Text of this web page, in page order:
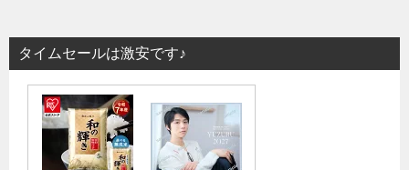
タイムセールは激安です♪